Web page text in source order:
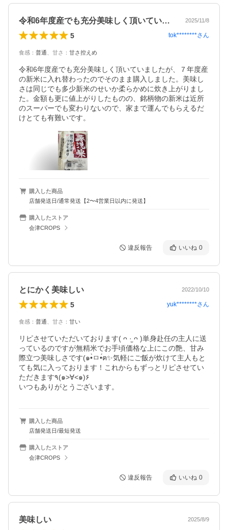
令和6年度産でも充分美味しく頂いていま… 2025/11/8
5 tok********さん
食感 ： 普通 甘さ ： 甘さ控えめ
令和6年度産でも充分美味しく頂いていましたが、７年度産
の新米に入れ替わったのでそのまま購入しました。美味し
さは同じでも多少新米のせいか柔らかめに炊き上がりまし
た。金額も更に値上がりしたものの、銘柄物の新米は近所
のスーパーでも変わりないので、家まで運んでもらえるだ
けとても有難いです。
購入した商品
店舗発送日/通常発送【2〜4営業日以内に発送】
購入したストア
会津CROPS
違反報告 いいね 0
とにかく美味しい 2022/10/10
5 yuk********さん
食感 ： 普通 甘さ ： 甘い
リピさせていただいております( ᴖ ·̫ ᴖ )単身赴任の主人に送
っているのですが無精米でお手頃価格な上にこの艶、甘み
際立つ美味しさです(๑•̀ㅁ•́ฅ✨気軽にご飯が炊けて主人もと
ても気に入っております！これからもずっとリピさせてい
ただきます٩(๑>∀<๑)۶
いつもありがとうございます。
購入した商品
店舗発送日/最短発送
購入したストア
会津CROPS
違反報告 いいね 0
美味しい 2025/8/9